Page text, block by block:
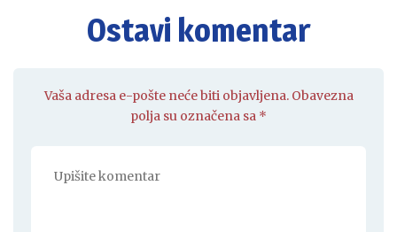
Ostavi komentar
Vaša adresa e-pošte neće biti objavljena. Obavezna
polja su označena sa *